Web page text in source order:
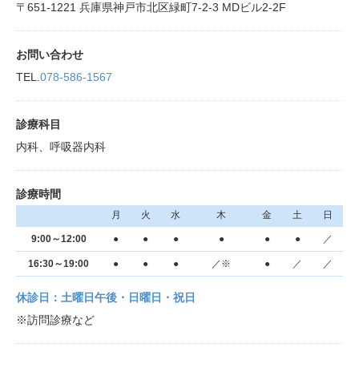
〒651-1221 兵庫県神戸市北区緑町7-2-3 MDビル2-2F
お問い合わせ
TEL. 078-586-1567
診療科目
内科、呼吸器内科
診療時間
月 火 水 木 金 土 日
9:00～12:00 ● ● ● ● ● ● ／
16:30～19:00 ● ● ● ／※ ● ／ ／
休診日：土曜日午後・日曜日・祝日
※訪問診療など